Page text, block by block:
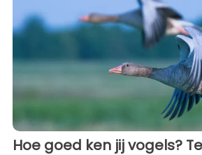
Hoe goed ken jij vogels?